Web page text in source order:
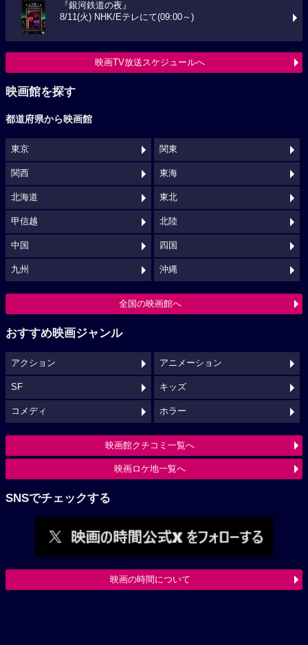
『銀河鉄道の夜』
8/11(火) NHK/Eテレにて(09:00～)
映画TV放送スケジュールへ
映画館を探す
都道府県から映画館
東京 関東
関西 東海
北海道 東北
甲信越 北陸
中国 四国
九州 沖縄
全国の映画館へ
おすすめ映画ジャンル
アクション アニメーション
SF キッズ
コメディ ホラー
映画館クチコミ一覧へ
映画ロケ地一覧へ
SNSでチェックする
映画の時間について